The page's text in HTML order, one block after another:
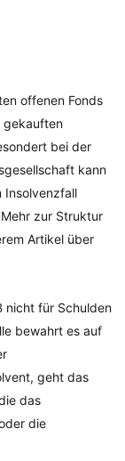
offenen Fonds
gekauften
bei der
kann
Insolvenzfall
zur Struktur
Artikel über
nicht für Schulden
bewahrt es auf
geht das
das
die